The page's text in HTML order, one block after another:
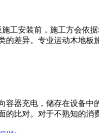
安装前，施工方会依据
差异。专业运动木地
器充电，储存在设备
比对。对于不熟知的